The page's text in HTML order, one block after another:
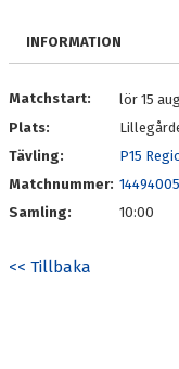
DOKUMENT
INFORMATION
Matchstart:
lör 15
Plats:
Tävling:
P15
Matchnummer:
Samling:
10:00
<< Tillbaka